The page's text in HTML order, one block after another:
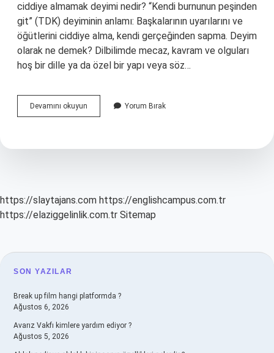
ciddiye almamak deyimi nedir? “Kendi burnunun peşinden
git” (TDK) deyiminin anlamı: Başkalarının uyarılarını ve
öğütlerini ciddiye alma, kendi gerçeğinden sapma. Deyim
olarak ne demek? Dilbilimde mecaz, kavram ve olguları
hoş bir dille ya da özel bir yapı veya söz…
Devamını okuyun
Sağlama
Demek
Yorum Bırak
https://slaytajans.com https://englishcampus.com.tr
https://elaziggelinlik.com.tr Sitemap
SIDEBAR
SON YAZILAR
Break up film hangi platformda ?
Ağustos 6, 2026
Avarız Vakfı kimlere yardım ediyor ?
Ağustos 5, 2026